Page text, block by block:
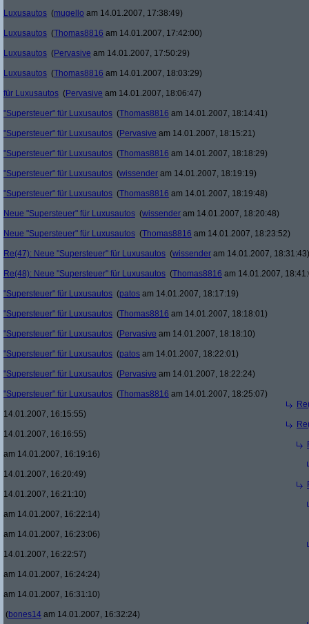
Luxusautos (mugello am 14.01.2007, 17:38:49)
Luxusautos (Thomas8816 am 14.01.2007, 17:42:00)
Luxusautos (Pervasive am 14.01.2007, 17:50:29)
Luxusautos (Thomas8816 am 14.01.2007, 18:03:29)
für Luxusautos (Pervasive am 14.01.2007, 18:06:47)
"Supersteuer" für Luxusautos (Thomas8816 am 14.01.2007, 18:14:41)
"Supersteuer" für Luxusautos (Pervasive am 14.01.2007, 18:15:21)
"Supersteuer" für Luxusautos (Thomas8816 am 14.01.2007, 18:18:29)
"Supersteuer" für Luxusautos (wissender am 14.01.2007, 18:19:19)
"Supersteuer" für Luxusautos (Thomas8816 am 14.01.2007, 18:19:48)
Neue "Supersteuer" für Luxusautos (wissender am 14.01.2007, 18:20:48)
Neue "Supersteuer" für Luxusautos (Thomas8816 am 14.01.2007, 18:23:52)
Re(47): Neue "Supersteuer" für Luxusautos (wissender am 14.01.2007, 18:31:43)
Re(48): Neue "Supersteuer" für Luxusautos (Thomas8816 am 14.01.2007,
"Supersteuer" für Luxusautos (patos am 14.01.2007, 18:17:19)
"Supersteuer" für Luxusautos (Thomas8816 am 14.01.2007, 18:18:01)
"Supersteuer" für Luxusautos (Pervasive am 14.01.2007, 18:18:10)
"Supersteuer" für Luxusautos (patos am 14.01.2007, 18:22:01)
"Supersteuer" für Luxusautos (Pervasive am 14.01.2007, 18:22:24)
"Supersteuer" für Luxusautos (Thomas8816 am 14.01.2007, 18:25:07)
14.01.2007, 16:15:55)
14.01.2007, 16:16:55)
am 14.01.2007, 16:19:16)
14.01.2007, 16:20:49)
14.01.2007, 16:21:10)
am 14.01.2007, 16:22:14)
am 14.01.2007, 16:23:06)
14.01.2007, 16:22:57)
am 14.01.2007, 16:24:24)
am 14.01.2007, 16:31:10)
(bones14 am 14.01.2007, 16:32:24)